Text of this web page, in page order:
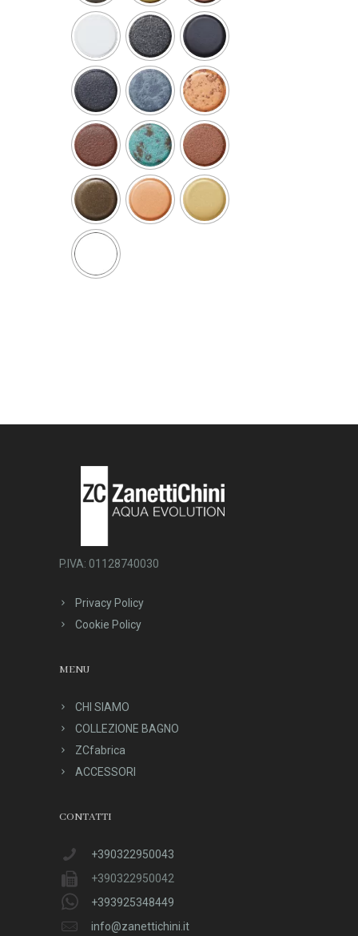
P.IVA: 01128740030
Privacy Policy
Cookie Policy
MENU
CHI SIAMO
COLLEZIONE BAGNO
ZCfabrica
ACCESSORI
CONTATTI
+390322950043
+390322950042
+393925348449
info@zanettichini.it